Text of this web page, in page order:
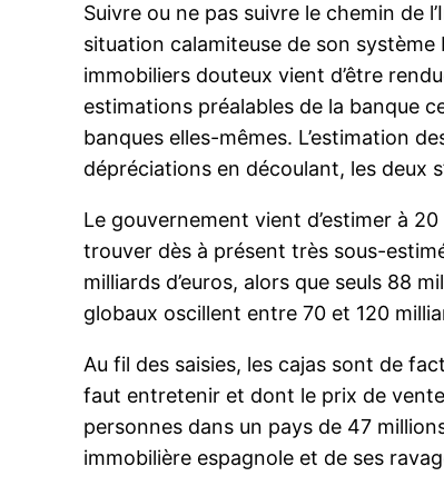
Suivre ou ne pas suivre le chemin de
situation calamiteuse de son système
immobiliers douteux vient d’être
estimations préalables de la banque
banques elles-mêmes. L’estimation
dépréciations en découlant, les deux
Le gouvernement vient d’estimer à
trouver dès à présent très sous-
milliards d’euros, alors que seuls 88
globaux oscillent entre 70 et 120
Au fil des saisies, les cajas sont de
faut entretenir et dont le prix de
personnes dans un pays de 47
immobilière espagnole et de ses